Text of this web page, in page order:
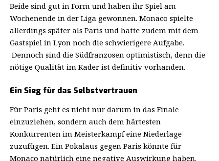
Beide sind gut in Form und haben ihr Spiel am
Wochenende in der Liga gewonnen. Monaco spielte
allerdings später als Paris und hatte zudem mit dem
Gastspiel in Lyon noch die schwierigere Aufgabe.
Dennoch sind die Südfranzosen optimistisch, denn die
nötige Qualität im Kader ist definitiv vorhanden.
Ein Sieg für das Selbstvertrauen
Für Paris geht es nicht nur darum in das Finale
einzuziehen, sondern auch dem härtesten
Konkurrenten im Meisterkampf eine Niederlage
zuzufügen. Ein Pokalaus gegen Paris könnte für
Monaco natürlich eine negative Auswirkung haben.